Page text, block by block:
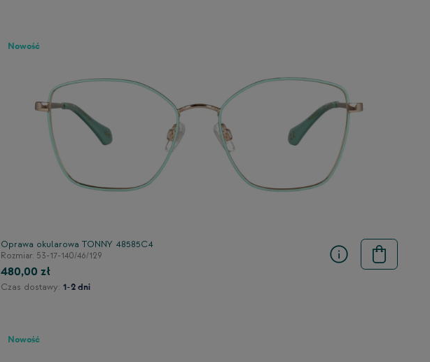
Nowość
Oprawa okularowa TONNY 48585C4
Rozmiar: 53-17-140/46/129
480,00 zł
Czas dostawy: 1-2 dni
Nowość